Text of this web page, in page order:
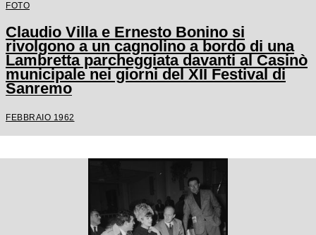
FOTO
Claudio Villa e Ernesto Bonino si
rivolgono a un cagnolino a bordo di una
Lambretta parcheggiata davanti al Casinò
municipale nei giorni del XII Festival di
Sanremo
FEBBRAIO 1962